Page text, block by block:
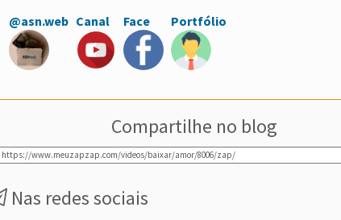
@asn.web Canal Face Portfólio
Compartilhe no blog
Nas redes sociais